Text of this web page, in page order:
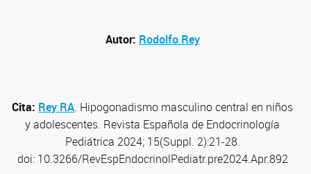
Autor: Rodolfo Rey
Cita: Rey RA. Hipogonadismo masculino central en niños
y adolescentes. Revista Española de Endocrinología
Pediátrica 2024; 15(Suppl. 2):21-28.
doi: 10.3266/RevEspEndocrinolPediatr.pre2024.Apr.892